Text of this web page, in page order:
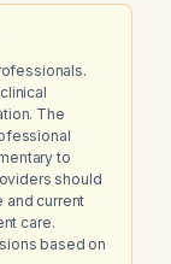
The
to
should
and current
care.
based on